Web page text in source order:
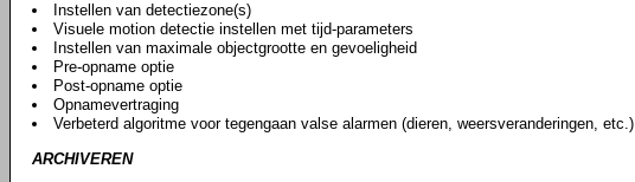
Instellen van detectiezone(s)
Visuele motion detectie instellen met tijd-parameters
Instellen van maximale objectgrootte en gevoeligheid
Pre-opname optie
Post-opname optie
Opnamevertraging
Verbeterd algoritme voor tegengaan valse alarmen (dieren, weersveranderingen, etc.)
ARCHIVEREN